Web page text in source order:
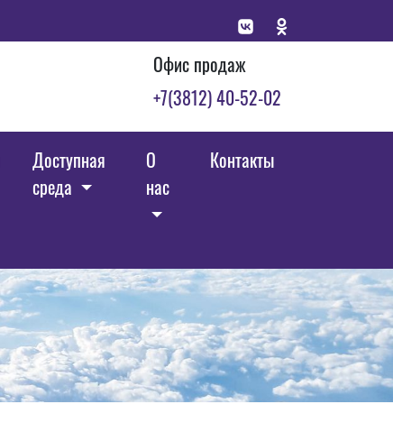
Офис продаж
+7(3812) 40-52-02
Доступная
среда
О
нас
Контакты